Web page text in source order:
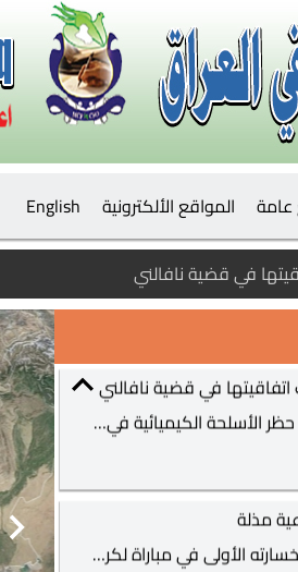
المواقع الألكترونية English
في قضية نافالني
ندوة التي اقامها مركزنا MCF بالشراكة مع منظمة العمل الدولية وبتمويل الاتحاد الاوربي والجهات الساندة من الحكومة المحلية والنقابات والمنظمات والجهات الاخرى في محافظة البصرة الفيحاء
أكدت المستشارة الألمانية أنغيلا ميركل، أنها ستلتقي في وقت لاحق مع سفيتلانا تيخانوفسكايا، المرشحة السابقة في الانتخابات الرئاسية البيلاروسية.وقالت المستشارة الألمانية، اليوم الأربعاء، في البوندستاغ خلال نقاش حول الميزانية الفيدرالية لعام 2021: "سألتقي في المستقبل القريب، بالمعارضة تيخانوفسكايا".
في قضية نافالني
بعد أكثر من 9 أشهر، مني بايرن ميونيخ الألماني بخسارته الأولى في مباراة لكرة القدم، على يد هوفنهايم ضمن منافسات الدوري الألماني.وتعرض العملاق البافاري لهزيمة مفاجئة بنتيجة 1-4، ضمن منافسات الجولة الثانية من البوندسليغا، في مباراة غاب عن بدايتها هداف الفريق روبرت ليفاندوفسكي بداعي الإصابة.
نشرت حكومة أرمينيا اليوم الأربعاء صورا تظهر حطام طائرة هجومية تابعة لقواتها، قالت إنها أسقطت من قبل مقاتلة تركية على خلفية تجدد القتال في منطقة قره باغ. ونشرت هذه الصور على حساب مركز الإعلام الأرمني الحكومي الموحد، مع التأكيد أن الطائرة الهجومية من طراز "سو-25" أسقطت